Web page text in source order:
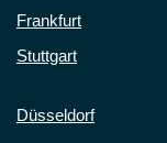
Frankfurt
Stuttgart
Düsseldorf